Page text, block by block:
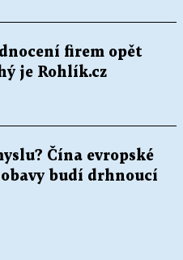
firem opět
je Rohlík.cz
Čína evropské
budí drhnoucí